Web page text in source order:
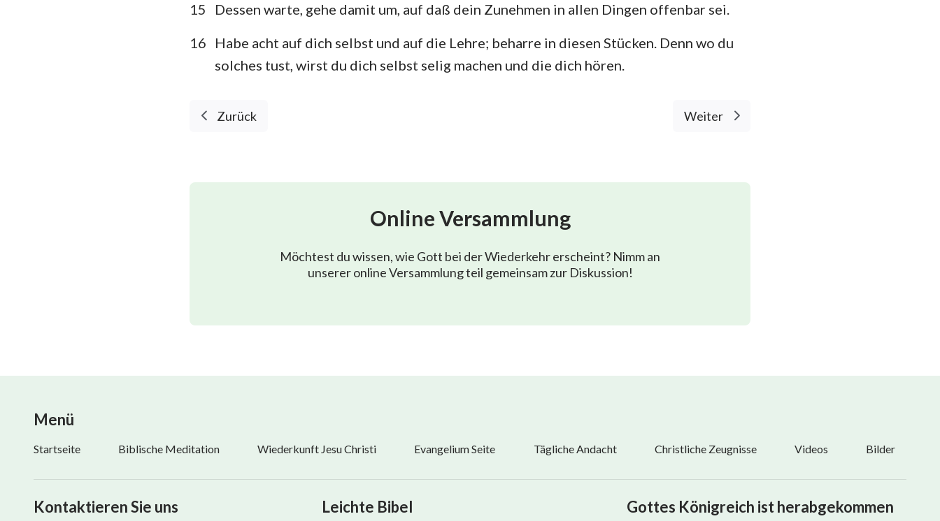
15
Dessen warte, gehe damit um, auf daß dein Zunehmen in allen Dingen offenbar sei.
16
Habe acht auf dich selbst und auf die Lehre; beharre in diesen Stücken. Denn wo du
solches tust, wirst du dich selbst selig machen und die dich hören.
Zurück Weiter
Online Versammlung
Möchtest du wissen, wie Gott bei der Wiederkehr erscheint? Nimm an
unserer online Versammlung teil gemeinsam zur Diskussion!
Menü
Startseite Biblische Meditation Wiederkunft Jesu Christi Evangelium Seite Tägliche Andacht Christliche Zeugnisse Videos Bilder
Kontaktieren Sie uns Leichte Bibel Gottes Königreich ist herabgekommen